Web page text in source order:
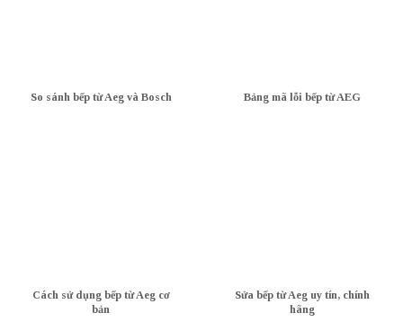
So sánh bếp từ Aeg và Bosch Bảng mã lỗi bếp từ AEG
Cách sử dụng bếp từ Aeg cơ
bản
Sửa bếp từ Aeg uy tín, chính
hãng